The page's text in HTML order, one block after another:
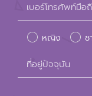
leave
this
field
empty.
เบอร์โทรศัพท์มือ
หญิง ช
ที่อยู่ปัจจุบัน